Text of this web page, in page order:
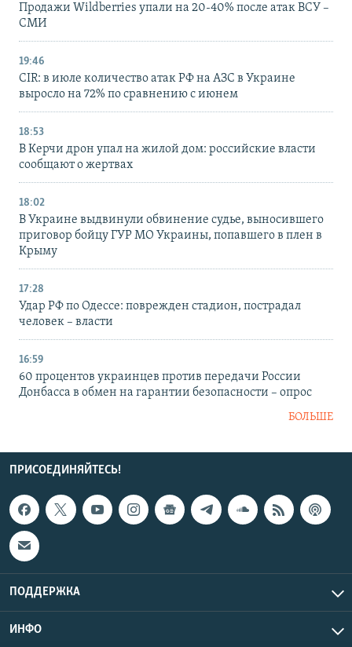
Продажи Wildberries упали на 20-40% после атак ВСУ –
СМИ
19:46
CIR: в июле количество атак РФ на АЗС в Украине
выросло на 72% по сравнению с июнем
18:53
В Керчи дрон упал на жилой дом: российские власти
сообщают о жертвах
18:02
В Украине выдвинули обвинение судье, выносившего
приговор бойцу ГУР МО Украины, попавшего в плен в
Крыму
17:28
Удар РФ по Одессе: поврежден стадион, пострадал
человек – власти
16:59
60 процентов украинцев против передачи России
Донбасса в обмен на гарантии безопасности – опрос
БОЛЬШЕ
ПРИСОЕДИНЯЙТЕСЬ!
ПОДДЕРЖКА
ИНФО